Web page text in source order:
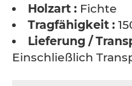
Holzart : Fichte
Tragfähigkeit :
Lieferung /
Einschließlich